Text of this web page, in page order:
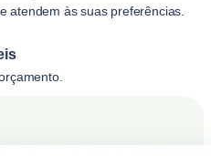
atendem às suas preferências.